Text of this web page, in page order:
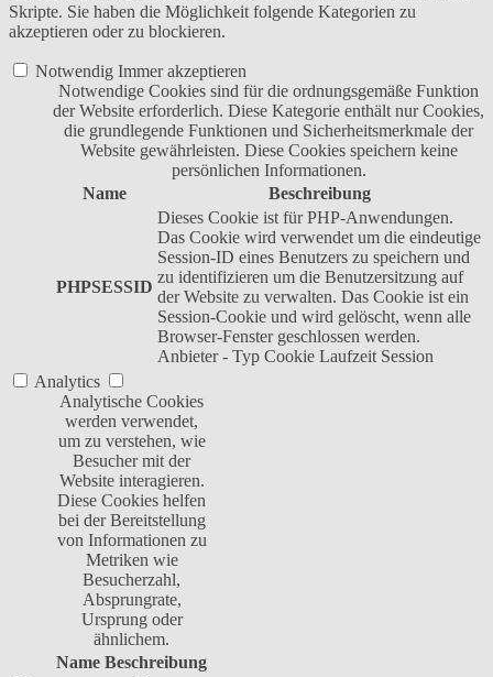
Skripte. Sie haben die Möglichkeit folgende Kategorien zu
akzeptieren oder zu blockieren.
Notwendig Immer akzeptieren
Notwendige Cookies sind für die ordnungsgemäße Funktion
der Website erforderlich. Diese Kategorie enthält nur Cookies,
die grundlegende Funktionen und Sicherheitsmerkmale der
Website gewährleisten. Diese Cookies speichern keine
persönlichen Informationen.
Name
Beschreibung
PHPSESSID
Dieses Cookie ist für PHP-Anwendungen.
Das Cookie wird verwendet um die eindeutige
Session-ID eines Benutzers zu speichern und
zu identifizieren um die Benutzersitzung auf
der Website zu verwalten. Das Cookie ist ein
Session-Cookie und wird gelöscht, wenn alle
Browser-Fenster geschlossen werden.
Anbieter - Typ Cookie Laufzeit Session
Analytics
Analytische Cookies
werden verwendet,
um zu verstehen, wie
Besucher mit der
Website interagieren.
Diese Cookies helfen
bei der Bereitstellung
von Informationen zu
Metriken wie
Besucherzahl,
Absprungrate,
Ursprung oder
ähnlichem.
Name Beschreibung